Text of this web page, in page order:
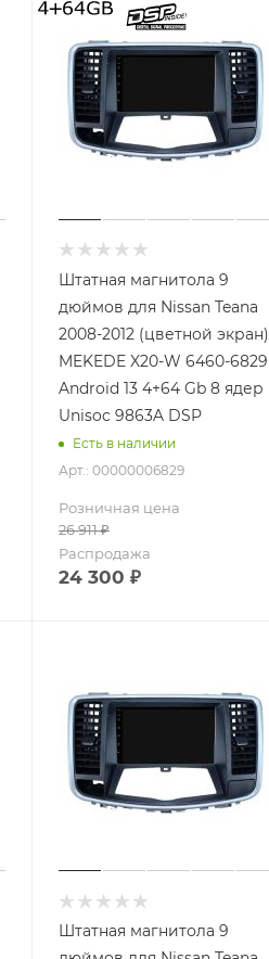
Штатная магнитола 9
дюймов для Nissan Teana
2008-2012 (цветной экран)
MEKEDE X20-W 6460-6829
Android 13 4+64 Gb 8 ядер
Unisoc 9863A DSP
Есть в наличии
Арт.: 00000006829
Розничная цена
26 911₽
Распродажа
24 300 ₽
Штатная магнитола 9